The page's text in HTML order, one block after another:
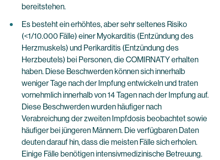
bereitstehen.
Es besteht ein erhöhtes, aber sehr seltenes Risiko
(<1/10.000 Fälle) einer Myokarditis (Entzündung des
Herzmuskels) und Perikarditis (Entzündung des
Herzbeutels) bei Personen, die COMIRNATY erhalten
haben. Diese Beschwerden können sich innerhalb
weniger Tage nach der Impfung entwickeln und traten
vornehmlich innerhalb von 14 Tagen nach der Impfung auf.
Diese Beschwerden wurden häufiger nach
Verabreichung der zweiten Impfdosis beobachtet sowie
häufiger bei jüngeren Männern. Die verfügbaren Daten
deuten darauf hin, dass die meisten Fälle sich erholen.
Einige Fälle benötigen intensivmedizinische Betreuung.